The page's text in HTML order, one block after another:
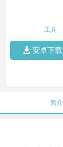
工具
安卓下载
简介